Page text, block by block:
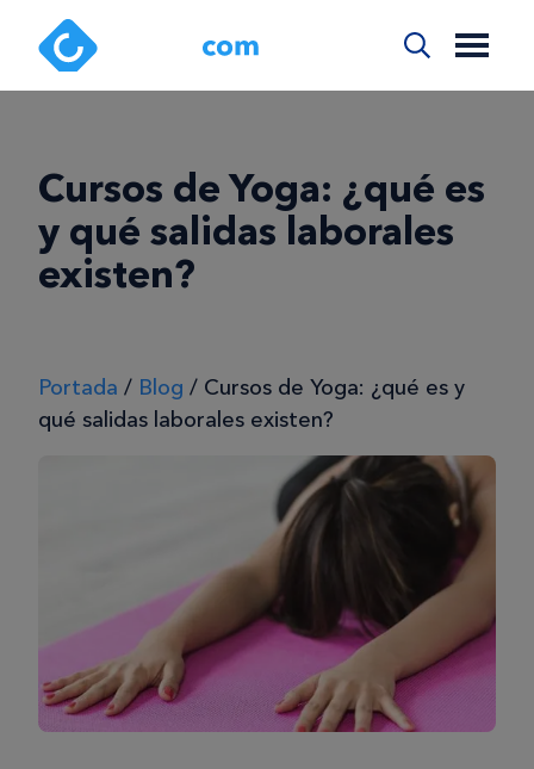
Cursos de Yoga: ¿qué es
y qué salidas laborales
existen?
Portada / Blog / Cursos de Yoga: ¿qué es y
qué salidas laborales existen?